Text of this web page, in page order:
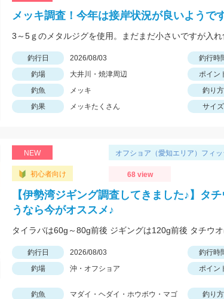
メッキ調査！今年は接岸状況が良いようで
3～5ｇのメタルジグを使用。まだまだ小さいですが入れ
釣行日 2026/08/03 釣行時
釣場
大井川・焼津周辺 ポイン
釣魚
メッキ 釣り方
釣果
メッキたくさん サイズ
NEW
初心者向け
オフショア（愛知エリア）フィ
68 view
【伊勢湾ジギング調査してきました♪】タ
うなら今がオススメ♪
タイラバは60g～80g前後 ジギングは120g前後 タチウ
釣行日 2026/08/03 釣行時
釣場
沖・オフショア ポイン
釣魚
マダイ・ヘダイ・ホウボウ・マゴ
釣り方